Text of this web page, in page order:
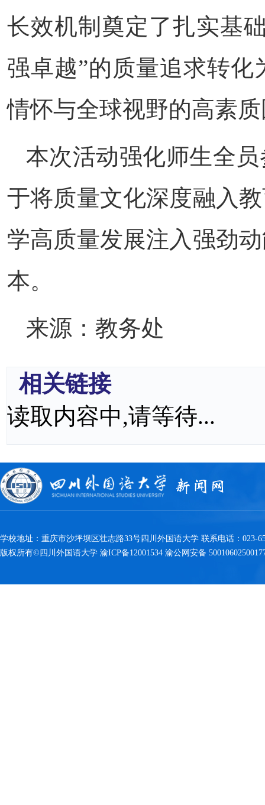
长效机制奠定了扎实基
强卓越”的质量追求转
情怀与全球视野的高素
本次活动强化师生全
于将质量文化深度融入
学高质量发展注入强劲
本。
来源：教务处
相关链接
读取内容中,请等待...
学校地址：重庆市沙坪坝区壮志路33号四川外国语大学 联系电话：023-
版权所有©四川外国语大学 渝ICP备12001534 渝公网安备